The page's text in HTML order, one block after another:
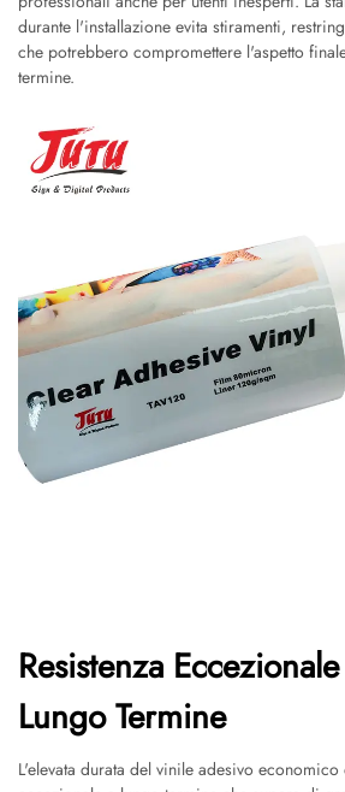
durante l'installazione evita stiramenti,
che potrebbero compromettere l'aspetto
termine.
Resistenza
Lungo Termine
L'elevata durata del vinile adesivo